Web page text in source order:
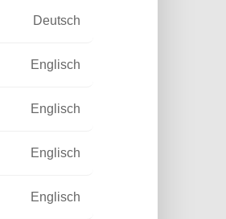
Deutsch
Englisch
Englisch
Englisch
Englisch